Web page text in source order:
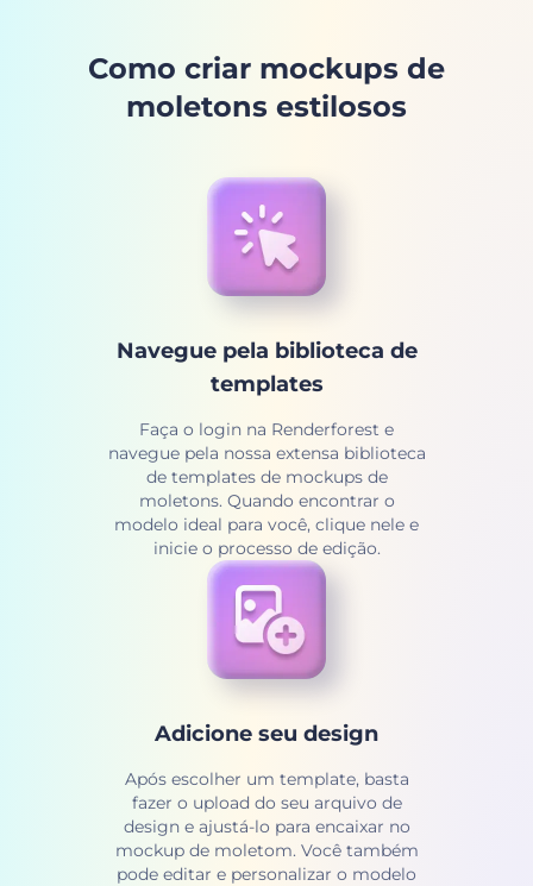
Como criar mockups de
moletons estilosos
Navegue pela biblioteca de
templates
Faça o login na Renderforest e
navegue pela nossa extensa biblioteca
de templates de mockups de
moletons. Quando encontrar o
modelo ideal para você, clique nele e
inicie o processo de edição.
Adicione seu design
Após escolher um template, basta
fazer o upload do seu arquivo de
design e ajustá-lo para encaixar no
mockup de moletom. Você também
pode editar e personalizar o modelo